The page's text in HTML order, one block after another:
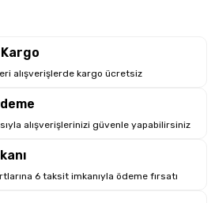
(Pomodoro Timer)
(Countdown)
/ 15 dk / 30 dk / 60 dk
dakika
görsel bildirim
alışverişlerde kargo ücretsiz
alışverişlerinizi güvenle yapabilirsiniz
6 taksit imkanıyla ödeme fırsatı